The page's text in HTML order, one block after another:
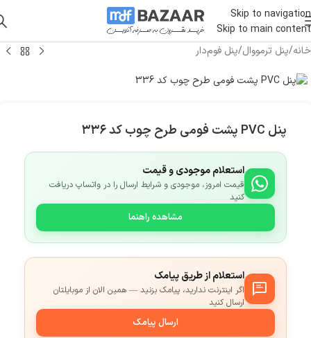
Skip to navigation
Skip to main content
خانه/پنل ترمووال/پنل فوم‌دار
پنل PVC پشت فومی طرح چوب کد ۳۳۶
استعلام موجودی و قیمت
قیمت امروز، موجودی و شرایط ارسال را در واتساپ دریافت
کنید
مشاهده راهنما
استعلام از طریق پیامک
اگر اینترنت ندارید، پیامک بزنید — همین الان از موبایلتان
ارسال کنید
ارسال پیامک